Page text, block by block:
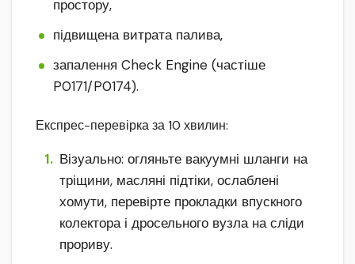
простору,
підвищена витрата палива,
запалення Check Engine (частіше
P0171/P0174).
Експрес-перевірка за 10 хвилин:
Візуально: огляньте вакуумні шланги на
тріщини, масляні підтіки, ослаблені
хомути, перевірте прокладки впускного
колектора і дросельного вузла на сліди
прориву.